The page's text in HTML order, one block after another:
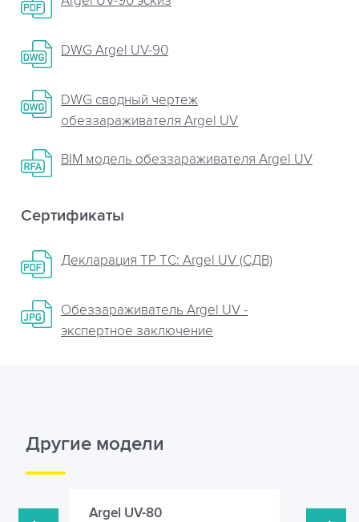
DWG Argel UV-90
DWG сводный чертеж
обеззараживателя Argel UV
BIM модель обеззараживателя Argel UV
Сертификаты
Декларация ТР ТС: Argel UV (СДВ)
Обеззараживатель Argel UV -
экспертное заключение
Другие модели
Argel UV-80
Argel